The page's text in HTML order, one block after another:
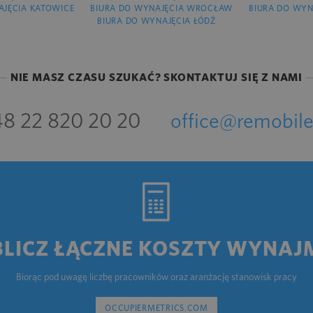
KATOWICE
BIURA DO WYNAJĘCIA WROCŁAW
BIURA DO
BIURA DO WYNAJĘCIA ŁÓDŹ
NIE MASZ CZASU SZUKAĆ? SKONTAKTUJ SIĘ Z NAMI
22 820 20 20
ŁĄCZNE KOSZTY
Biorąc pod uwagę liczbę pracowników oraz aranżację stanowisk pracy
OCCUPIERMETRICS.COM